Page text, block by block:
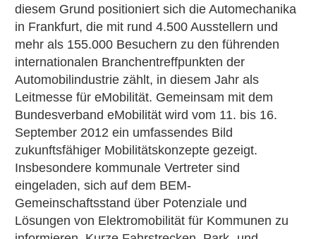
diesem Grund positioniert sich die Automechanika
in Frankfurt, die mit rund 4.500 Ausstellern und
mehr als 155.000 Besuchern zu den führenden
internationalen Branchentreffpunkten der
Automobilindustrie zählt, in diesem Jahr als
Leitmesse für eMobilität. Gemeinsam mit dem
Bundesverband eMobilität wird vom 11. bis 16.
September 2012 ein umfassendes Bild
zukunftsfähiger Mobilitätskonzepte gezeigt.
Insbesondere kommunale Vertreter sind
eingeladen, sich auf dem BEM-
Gemeinschaftsstand über Potenziale und
Lösungen von Elektromobilität für Kommunen zu